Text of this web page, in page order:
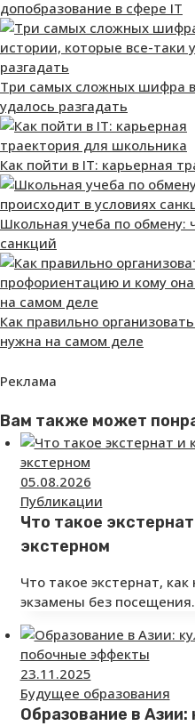
допобразование в сфере IT
Три самых сложных шифра
удалось разгадать
Как пойти в IT: карьерная
Школьная учеба по обмену:
санкций
Как правильно
нужна на самом деле
Реклама
Вам также может
05.08.2026
Публикации
Что такое
экстерном
Что такое экстернат,
экзамены без
23.11.2025
Будущее образования
Образование в Азии: